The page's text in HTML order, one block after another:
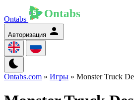
Ontabs
Авторизация
Ontabs.com » Игры » Monster Truck